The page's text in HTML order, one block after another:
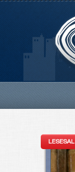
LESESAL